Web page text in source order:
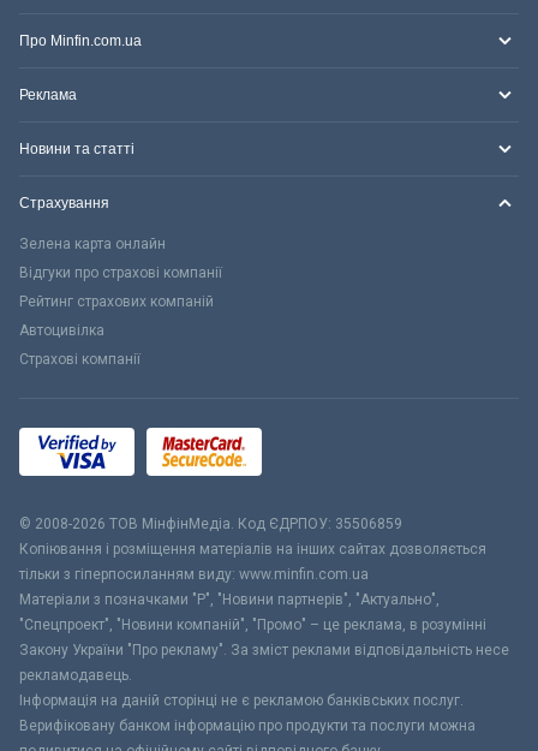
Про Minfin.com.ua
Реклама
Новини та статті
Страхування
Зелена карта онлайн
Відгуки про страхові компанії
Рейтинг страхових компаній
Автоцивілка
Страхові компанії
© 2008-2026 ТОВ МiнфiнМедiа. Код ЄДРПОУ: 35506859
Копіювання і розміщення матеріалів на інших сайтах дозволяється
тільки з гіперпосиланням виду: www.minfin.com.ua
Матеріали з позначками "Р", "Новини партнерів", "Актуально",
"Спецпроект", "Новини компаній", "Промо" – це реклама, в розумінні
Закону України "Про рекламу". За зміст реклами відповідальність несе
рекламодавець.
Інформація на даній сторінці не є рекламою банківських послуг.
Верифіковану банком інформацію про продукти та послуги можна